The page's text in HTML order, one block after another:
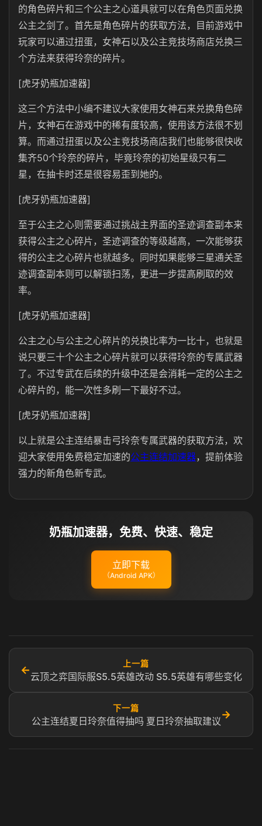
的角色碎片和三个公主之心道具就可以在角色页面兑换
公主之剑了。首先是角色碎片的获取方法，目前游戏中
玩家可以通过扭蛋，女神石以及公主竞技场商店兑换三
个方法来获得玲奈的碎片。
[虎牙奶瓶加速器]
这三个方法中小编不建议大家使用女神石来兑换角色碎
片，女神石在游戏中的稀有度较高，使用该方法很不划
算。而通过扭蛋以及公主竞技场商店我们也能够很快收
集齐50个玲奈的碎片，毕竟玲奈的初始星级只有二
星，在抽卡时还是很容易歪到她的。
[虎牙奶瓶加速器]
至于公主之心则需要通过挑战主界面的圣迹调查副本来
获得公主之心碎片，圣迹调查的等级越高，一次能够获
得的公主之心碎片也就越多。同时如果能够三星通关圣
迹调查副本则可以解锁扫荡，更进一步提高刷取的效
率。
[虎牙奶瓶加速器]
公主之心与公主之心碎片的兑换比率为一比十，也就是
说只要三十个公主之心碎片就可以获得玲奈的专属武器
了。不过专武在后续的升级中还是会消耗一定的公主之
心碎片的，能一次性多刷一下最好不过。
[虎牙奶瓶加速器]
以上就是公主连结暴击弓玲奈专属武器的获取方法，欢
迎大家使用免费稳定加速的公主连结加速器，提前体验
强力的新角色新专武。
奶瓶加速器，免费、快速、稳定
立即下载
（Android APK）
←
上一篇
云顶之弈国际服S5.5英雄改动 S5.5英雄有哪些变化
下一篇
公主连结夏日玲奈值得抽吗 夏日玲奈抽取建议
→